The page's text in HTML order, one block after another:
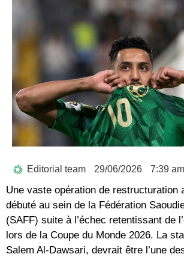
Editorial team 29/06/2026 7:39 am
Une vaste opération de restructuration
débuté au sein de la Fédération
(SAFF) suite à l’échec retentissant de
lors de la Coupe du Monde 2026. La
Salem Al-Dawsari, devrait être l’une